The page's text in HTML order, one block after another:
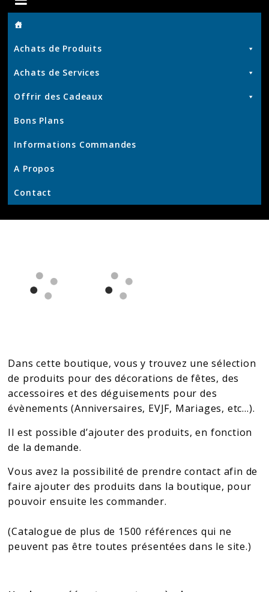
de
Chris
Produits
et
Services
KrisWeb
–
Kristof'
–
Achats de Produits
Achats de Services
Offrir des Cadeaux
Bons Plans
Informations Commandes
A Propos
Contact
Dans cette boutique, vous y trouvez une sélection
de produits pour des décorations de fêtes, des
accessoires et des déguisements pour des
évènements (Anniversaires, EVJF, Mariages, etc…).
Il est possible d’ajouter des produits, en fonction
de la demande.
Vous avez la possibilité de prendre contact afin de
faire ajouter des produits dans la boutique, pour
pouvoir ensuite les commander.
(Catalogue de plus de 1500 références qui ne
peuvent pas être toutes présentées dans le site.)